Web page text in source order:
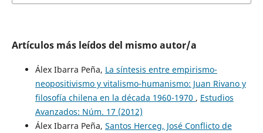
Artículos más leídos del mismo autor/a
Álex Ibarra Peña, La síntesis entre empirismo-
neopositivismo y vitalismo-humanismo: Juan Rivano y
filosofía chilena en la década 1960-1970 , Estudios
Avanzados: Núm. 17 (2012)
Álex Ibarra Peña, Santos Herceg, José Conflicto de